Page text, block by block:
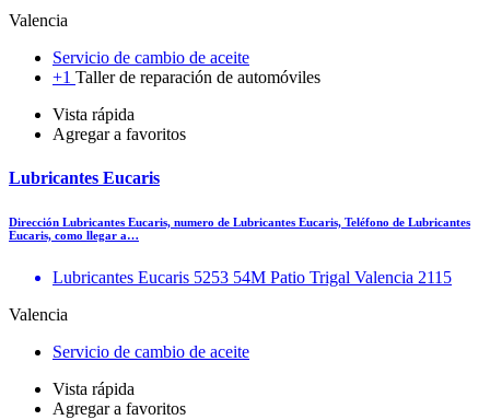
Valencia
Servicio de cambio de aceite
+1 Taller de reparación de automóviles
Vista rápida
Agregar a favoritos
Lubricantes Eucaris
Dirección Lubricantes Eucaris, numero de Lubricantes Eucaris, Teléfono de Lubricantes
Eucaris, como llegar a…
Lubricantes Eucaris 5253 54M Patio Trigal Valencia 2115
Valencia
Servicio de cambio de aceite
Vista rápida
Agregar a favoritos